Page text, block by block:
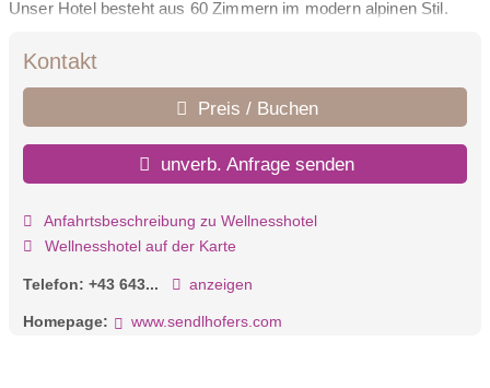
Unser Hotel besteht aus 60 Zimmern im modern alpinen Stil.
im angrenzenden Apartmenthaus befinden. Beide Häuser sind
so miteinander verbunden. Im Hotelgebäude befindet sich unser
Restaurant Luke’s Wohnzimmer, das sich durch seine bunte
Vielfalt an regionalen, saisonalen und frischen Gerichten sowie
kühlen Getränken auszeichnet.
Kontakt
Preis / Buchen
unverb. Anfrage senden
Anfahrtsbeschreibung zu Wellnesshotel
Wellnesshotel auf der Karte
Telefon: +43 643... anzeigen
Homepage: www.sendlhofers.com